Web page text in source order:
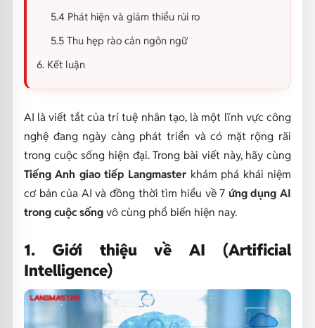
5.4 Phát hiện và giảm thiểu rủi ro
5.5 Thu hẹp rào cản ngôn ngữ
6. Kết luận
AI là viết tắt của trí tuệ nhân tạo, là một lĩnh vực công
nghệ đang ngày càng phát triển và có mặt rộng rãi
trong cuộc sống hiện đại. Trong bài viết này, hãy cùng
Tiếng Anh giao tiếp Langmaster khám phá khái niệm
cơ bản của AI và đồng thời tìm hiểu về 7 ứng dụng AI
trong cuộc sốngvô cùng phổ biến hiện nay.
1. Giới thiệu về AI (Artificial
Intelligence)